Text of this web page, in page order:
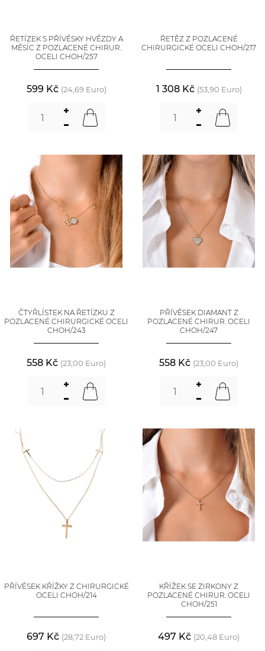
ŘETÍZEK S PŘÍVĚSKY HVĚZDY A
MĚSÍC Z POZLACENÉ CHIRUR.
OCELI CHOH/257
599 Kč (24,69 Euro)
ŘETĚZ Z POZLACENÉ
CHIRURGICKÉ OCELI CHOH/217
1 308 Kč (53,90 Euro)
ČTYŘLÍSTEK NA ŘETÍZKU Z
POZLACENÉ CHIRURGICKÉ OCELI
CHOH/243
558 Kč (23,00 Euro)
PŘÍVĚSEK DIAMANT Z
POZLACENÉ CHIRUR. OCELI
CHOH/247
558 Kč (23,00 Euro)
PŘÍVĚSEK KŘÍŽKY Z CHIRURGICKÉ
OCELI CHOH/214
697 Kč (28,72 Euro)
KŘÍŽEK SE ZIRKONY Z
POZLACENÉ CHIRUR. OCELI
CHOH/251
497 Kč (20,48 Euro)